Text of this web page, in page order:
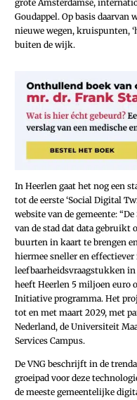
grote Amsterdamse,
Goudappel. Op basis
nieuwe wegen, kruispunten,
buiten de wijk.
In Heerlen gaat het nog een
tot de eerste ‘Social Digital
website van de gemeente:
van de stad dat data gebruikt
buurten in kaart te brengen
hiermee sneller en
leefbaarheidsvraagstukken in
heeft Heerlen 5 miljoen euro
Initiative programma. Het
tot en met maart 2029, met
Nederland, de Universiteit
Services Campus.
De VNG beschrijft in de
groeipad voor deze
de meeste gemeentelijke